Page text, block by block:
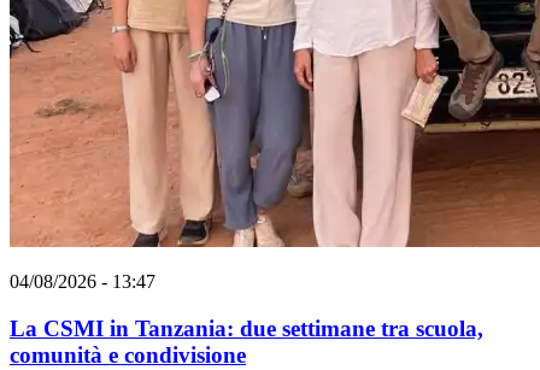
04/08/2026 - 13:47
La CSMI in Tanzania: due settimane tra scuola,
comunità e condivisione